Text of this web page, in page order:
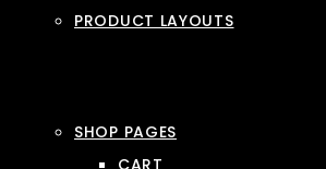
PRODUCT LAYOUTS
SHOP PAGES
CART